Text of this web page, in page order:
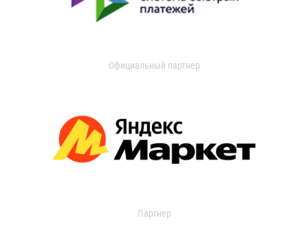
Официальный партнер
Партнер